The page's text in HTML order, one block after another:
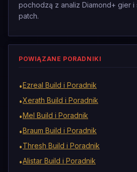
pochodzą z analiz Diamond+ gier i
patch.
POWIĄZANE PORADNIKI
•Ezreal Build i Poradnik
•Xerath Build i Poradnik
•Mel Build i Poradnik
•Braum Build i Poradnik
•Thresh Build i Poradnik
•Alistar Build i Poradnik